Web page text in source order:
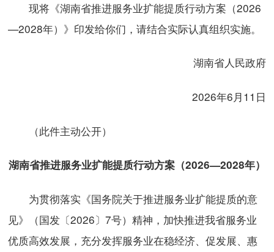
现将《湖南省推进服务业扩能提质行动方案（2026
—2028年）》印发给你们，请结合实际认真组织实施。
湖南省人民政府
2026年6月11日
（此件主动公开）
湖南省推进服务业扩能提质行动方案（2026—2028年）
为贯彻落实《国务院关于推进服务业扩能提质的意
见》（国发〔2026〕7号）精神，加快推进我省服务业
优质高效发展，充分发挥服务业在稳经济、促发展、惠